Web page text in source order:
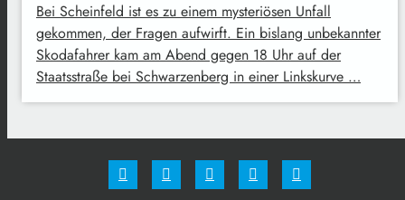
Bei Scheinfeld ist es zu einem mysteriösen Unfall
gekommen, der Fragen aufwirft. Ein bislang unbekannter
Skodafahrer kam am Abend gegen 18 Uhr auf der
Staatsstraße bei Schwarzenberg in einer Linkskurve …